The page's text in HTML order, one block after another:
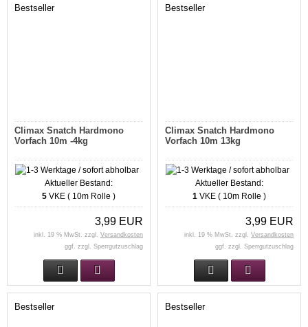
Bestseller
Climax Snatch Hardmono
Vorfach 10m -4kg
Aktueller Bestand:
5 VKE ( 10m Rolle )
3,99 EUR
inkl. 19 % MwSt. zzgl. Versandkosten
ggf. zzgl. Sperrgutzuschlag
Bestseller
Climax Snatch Hardmono
Vorfach 10m 13kg
Aktueller Bestand:
1 VKE ( 10m Rolle )
3,99 EUR
inkl. 19 % MwSt. zzgl. Versandkosten
ggf. zzgl. Sperrgutzuschlag
Bestseller Bestseller